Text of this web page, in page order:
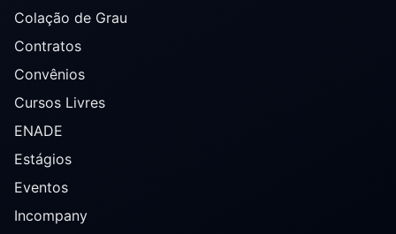
Colação de Grau
Contratos
Convênios
Cursos Livres
ENADE
Estágios
Eventos
Incompany